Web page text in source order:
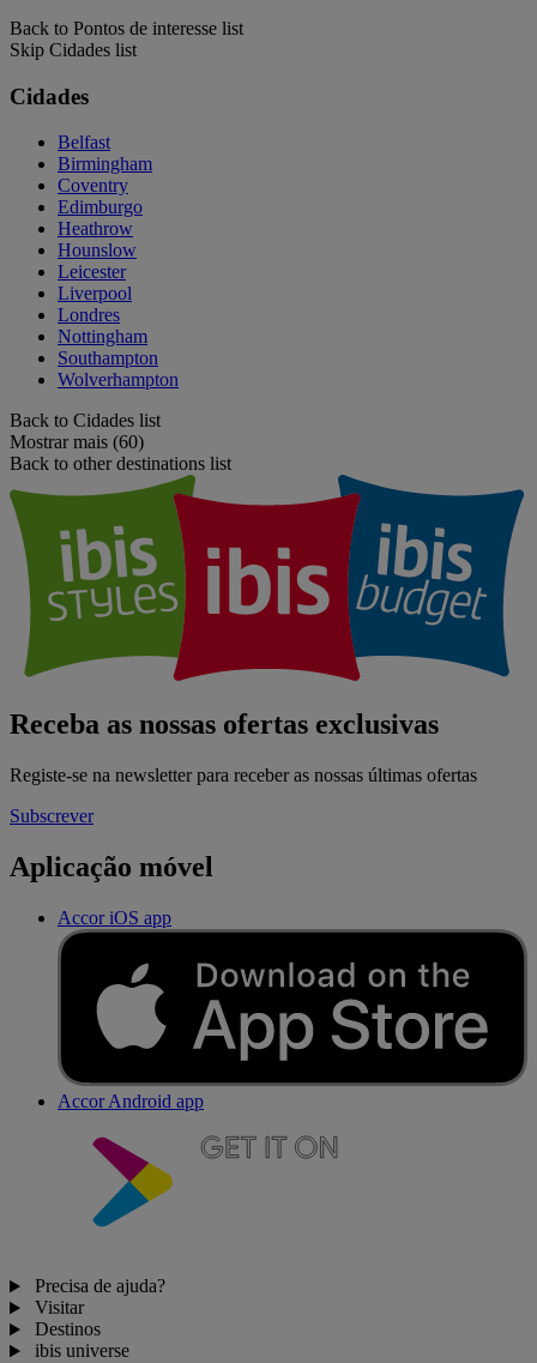
Back to Pontos de interesse list
Skip Cidades list
Cidades
Belfast
Birmingham
Coventry
Edimburgo
Heathrow
Hounslow
Leicester
Liverpool
Londres
Nottingham
Southampton
Wolverhampton
Back to Cidades list
Mostrar mais (60)
Back to other destinations list
Receba as nossas ofertas exclusivas
Registe-se na newsletter para receber as nossas últimas ofertas
Subscrever
Aplicação móvel
Accor iOS app
Accor Android app
Precisa de ajuda?
Visitar
Destinos
ibis universe